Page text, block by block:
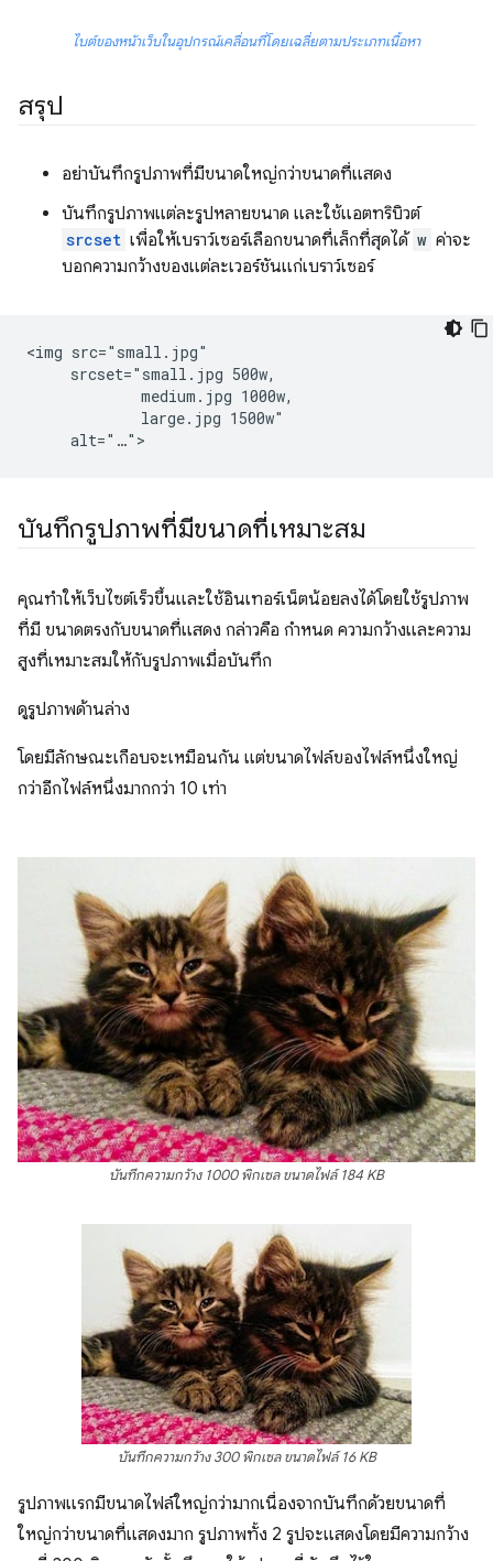
ไบต์ของหน้าเว็บในอุปกรณ์เคลื่อนที่โดยเฉลี่ยตามประเภทเนื้อหา
สรุป
อย่าบันทึกรูปภาพที่มีขนาดใหญ่กว่าขนาดที่แสดง
บันทึกรูปภาพแต่ละรูปหลายขนาด และใช้แอตทริบิวต์
srcset เพื่อให้เบราว์เซอร์เลือกขนาดที่เล็กที่สุดได้ w ค่าจะ
บอกความกว้างของแต่ละเวอร์ชันแก่เบราว์เซอร์
<img src="small.jpg"
     srcset="small.jpg 500w,
             medium.jpg 1000w,
             large.jpg 1500w"
บันทึกรูปภาพที่มีขนาดที่เหมาะสม
คุณทำให้เว็บไซต์เร็วขึ้นและใช้อินเทอร์เน็ตน้อยลงได้โดยใช้รูปภาพ
ที่มี ขนาดตรงกับขนาดที่แสดง กล่าวคือ กำหนด ความกว้างและความ
สูงที่เหมาะสมให้กับรูปภาพเมื่อบันทึก
ดูรูปภาพด้านล่าง
โดยมีลักษณะเกือบจะเหมือนกัน แต่ขนาดไฟล์ของไฟล์หนึ่งใหญ่
กว่าอีกไฟล์หนึ่งมากกว่า 10 เท่า
บันทึกความกว้าง 1000 พิกเซล ขนาดไฟล์ 184 KB
บันทึกความกว้าง 300 พิกเซล ขนาดไฟล์ 16 KB
รูปภาพแรกมีขนาดไฟล์ใหญ่กว่ามากเนื่องจากบันทึกด้วยขนาดที่
ใหญ่กว่าขนาดที่แสดงมาก รูปภาพทั้ง 2 รูปจะแสดงโดยมีความกว้าง